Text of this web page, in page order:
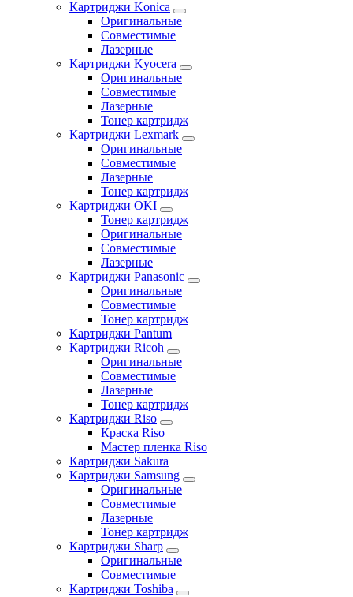
Картриджи Konica
Оригинальные
Совместимые
Лазерные
Картриджи Kyocera
Оригинальные
Совместимые
Лазерные
Тонер картридж
Картриджи Lexmark
Оригинальные
Совместимые
Лазерные
Тонер картридж
Картриджи OKI
Тонер картридж
Оригинальные
Совместимые
Лазерные
Картриджи Panasonic
Оригинальные
Совместимые
Тонер картридж
Картриджи Pantum
Картриджи Ricoh
Оригинальные
Совместимые
Лазерные
Тонер картридж
Картриджи Riso
Краска Riso
Мастер пленка Riso
Картриджи Sakura
Картриджи Samsung
Оригинальные
Совместимые
Лазерные
Тонер картридж
Картриджи Sharp
Оригинальные
Совместимые
Картриджи Toshiba